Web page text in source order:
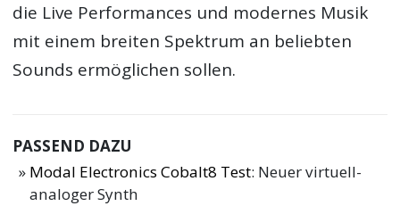
die Live Performances und modernes Musik
mit einem breiten Spektrum an beliebten
Sounds ermöglichen sollen.
PASSEND DAZU
Modal Electronics Cobalt8 Test: Neuer virtuell-
analoger Synth